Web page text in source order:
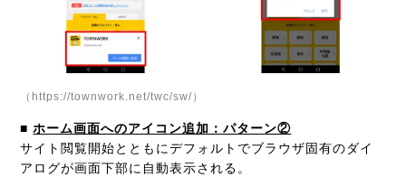
（https://townwork.net/twc/sw/）
■ ホーム画面へのアイコン追加：パターン②
サイト閲覧開始とともにデフォルトでブラウザ固有のダイ
アログが画面下部に自動表示される。